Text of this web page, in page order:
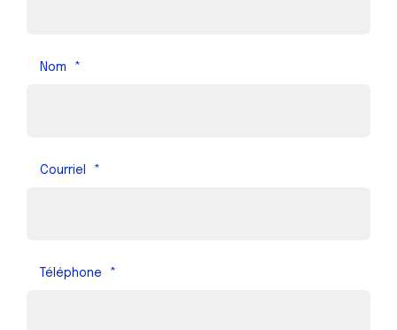
Nom *
Courriel *
Téléphone *